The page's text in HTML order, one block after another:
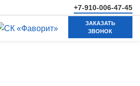
+7-910-006-47-45
ЗАКАЗАТЬ
ЗВОНОК